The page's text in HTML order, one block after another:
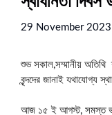
29 November 2023
শুভ সকাল,সম্মানীয় অতিথি
বৃন্দদের জানাই যথাযোগ্য
আজ ১৫ ই আগস্ট, সমস্ত